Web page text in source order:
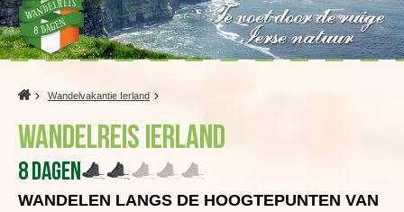
Home Wandelvakantie Ierland
Wandelreis Ierland
8 dagen
WANDELEN LANGS DE HOOGTEPUNTEN VAN